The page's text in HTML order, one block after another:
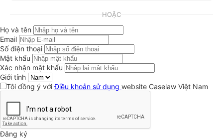
HOẶC
Họ và tên
Email
Số điện thoại
Mật khẩu
Xác nhận mật khẩu
Giới tính
Tôi đồng ý vớiĐiều khoản sử dụng website Caselaw Việt Nam
Đăng ký